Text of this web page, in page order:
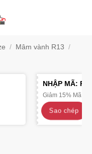
/ Mâm vành R13 /
NHẬP MÃ:
Giảm 15% Mã
Sao chép